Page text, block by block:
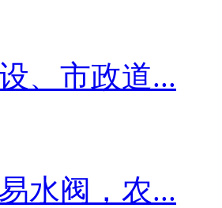
、市政道...
水阀，农...